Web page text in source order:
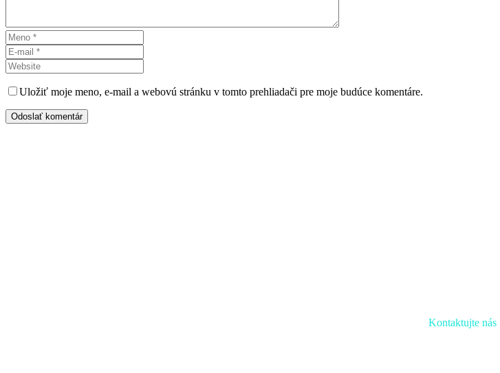
Uložiť moje meno, e-mail a webovú stránku v tomto prehliadači pre moje budúce komentáre.
Odoslať komentár
Kontaktujte nás